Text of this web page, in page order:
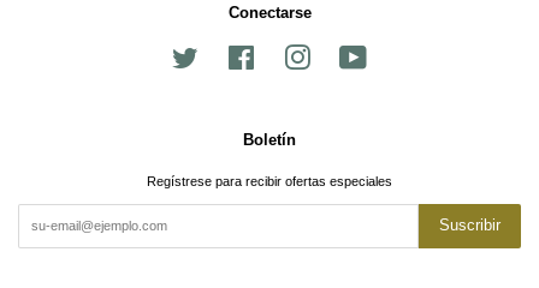
Conectarse
Facebook Instagram
Boletín
Regístrese para recibir ofertas especiales
Suscribir